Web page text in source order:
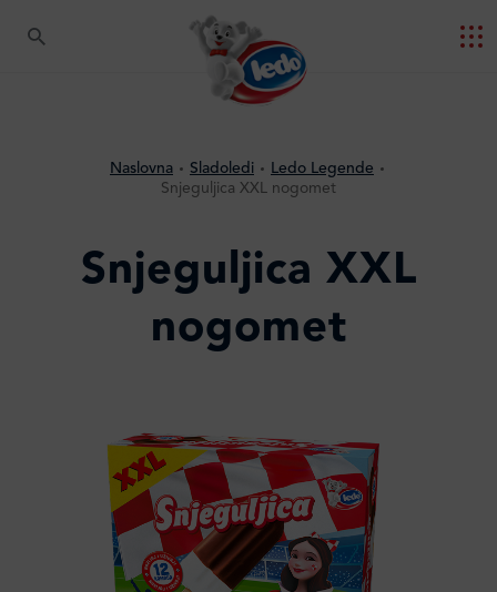
Naslovna Sladoledi
Ledo Legende
Snjeguljica XXL nogomet
Snjeguljica XXL
nogomet